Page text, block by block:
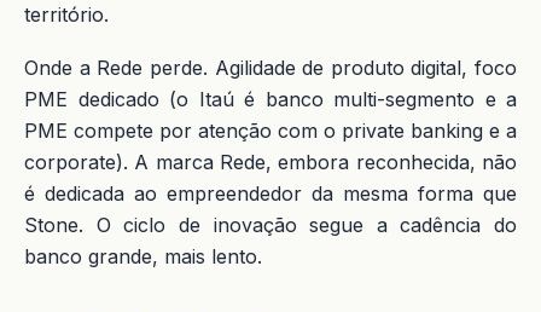
território.
Onde a Rede perde. Agilidade de produto digital, foco
PME dedicado (o Itaú é banco multi-segmento e a
PME compete por atenção com o private banking e a
corporate). A marca Rede, embora reconhecida, não
é dedicada ao empreendedor da mesma forma que
Stone. O ciclo de inovação segue a cadência do
banco grande, mais lento.